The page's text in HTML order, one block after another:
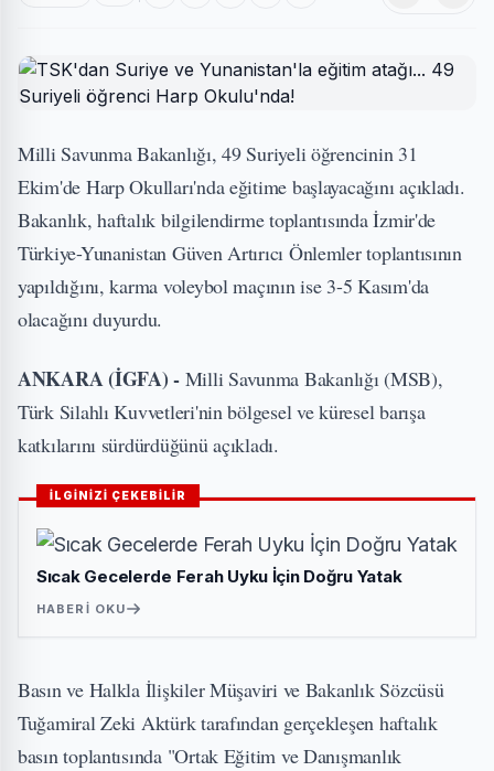
Milli Savunma Bakanlığı, 49 Suriyeli öğrencinin 31
Ekim'de Harp Okulları'nda eğitime başlayacağını açıkladı.
Bakanlık, haftalık bilgilendirme toplantısında İzmir'de
Türkiye-Yunanistan Güven Artırıcı Önlemler toplantısının
yapıldığını, karma voleybol maçının ise 3-5 Kasım'da
olacağını duyurdu.
ANKARA (İGFA) - Milli Savunma Bakanlığı (MSB),
Türk Silahlı Kuvvetleri'nin bölgesel ve küresel barışa
katkılarını sürdürdüğünü açıkladı.
İLGİNİZİ ÇEKEBİLİR
Sıcak Gecelerde Ferah Uyku İçin Doğru Yatak
HABERI OKU
Basın ve Halkla İlişkiler Müşaviri ve Bakanlık Sözcüsü
Tuğamiral Zeki Aktürk tarafından gerçekleşen haftalık
basın toplantısında "Ortak Eğitim ve Danışmanlık